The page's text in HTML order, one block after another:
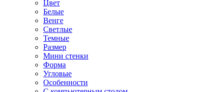
Цвет
Белые
Венге
Светлые
Темные
Размер
Мини стенки
Форма
Угловые
Особенности